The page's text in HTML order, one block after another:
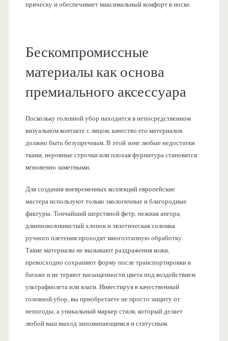
прическу и обеспечивает максимальный комфорт в носке.
Бескомпромиссные
материалы как основа
премиального аксессуара
Поскольку головной убор находится в непосредственном
визуальном контакте с лицом, качество его материалов
должно быть безупречным. В этой зоне любые недостатки
ткани, неровные строчки или плохая фурнитура становятся
мгновенно заметными.
Для создания вневременных коллекций европейские
мастера используют только экологичные и благородные
фактуры. Тончайший шерстяной фетр, нежная ангора,
длинноволокнистый хлопок и экзотическая соломка
ручного плетения проходят многоэтапную обработку.
Такие материалы не вызывают раздражения кожи,
превосходно сохраняют форму после транспортировки в
багаже и не теряют насыщенности цвета под воздействием
ультрафиолета или влаги. Инвестируя в качественный
головной убор, вы приобретаете не просто защиту от
непогоды, а уникальный маркер стиля, который делает
любой ваш выход запоминающимся и статусным.